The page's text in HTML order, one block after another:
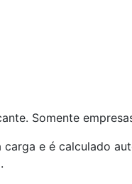
Somente
e é calculado